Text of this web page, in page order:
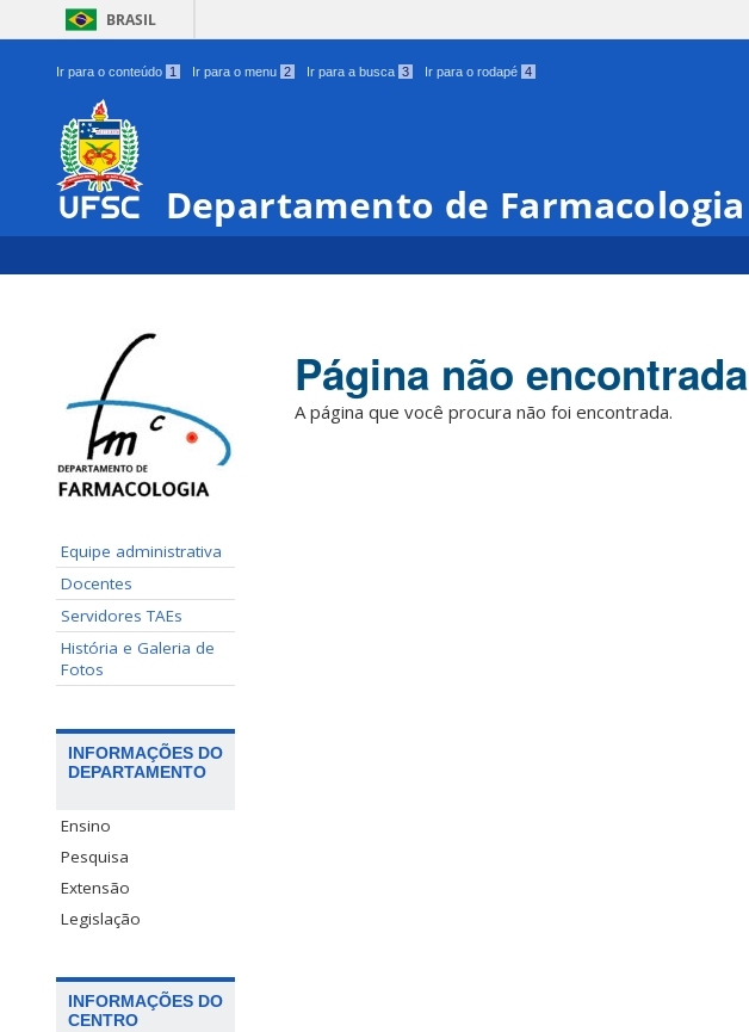
BRASIL
Ir para o conteúdo 1 Ir para o menu 2 Ir para a busca 3 Ir para o rodapé 4
Departamento de Farmacologia
Equipe administrativa
Docentes
Servidores TAEs
História e Galeria de
Fotos
INFORMAÇÕES DO
DEPARTAMENTO
Ensino
Pesquisa
Extensão
Legislação
INFORMAÇÕES DO
CENTRO
Página não encontrada
A página que você procura não foi encontrada.